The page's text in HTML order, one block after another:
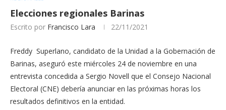
Elecciones regionales Barinas
Escrito por Francisco Lara 22/11/2021
Freddy Superlano, candidato de la Unidad a la Gobernación de
Barinas, aseguró este miércoles 24 de noviembre en una
entrevista concedida a Sergio Novell que el Consejo Nacional
Electoral (CNE) debería anunciar en las próximas horas los
resultados definitivos en la entidad.